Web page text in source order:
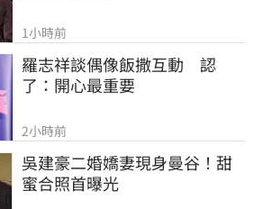
1小時前
羅志祥談偶像飯撒互動　認
了：開心最重要
2小時前
吳建豪二婚嬌妻現身曼谷！甜
蜜合照首曝光